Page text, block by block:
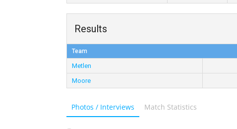
Results
Team
Metlen
Moore
Photos / Interviews Match Statistics